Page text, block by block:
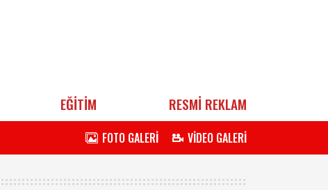
EĞİTİM RESMİ REKLAM
FOTO GALERİ VİDEO GALERİ